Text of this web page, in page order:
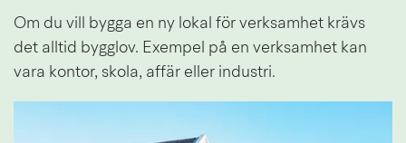
Om du vill bygga en ny lokal för verksamhet krävs
det alltid bygglov. Exempel på en verksamhet kan
vara kontor, skola, affär eller industri.